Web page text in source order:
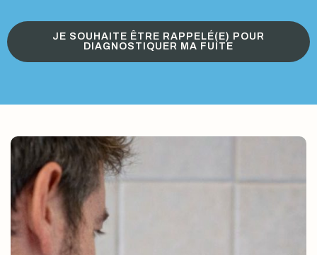
JE SOUHAITE ÊTRE RAPPELÉ(E) POUR
DIAGNOSTIQUER MA FUITE